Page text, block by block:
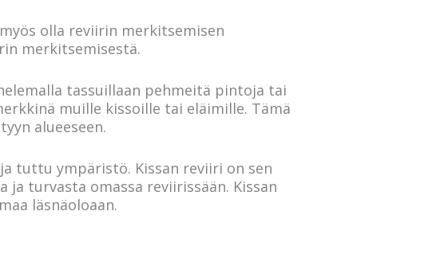
olla reviirin merkitsemisen
merkitsemisestä.
tassuillaan pehmeitä pintoja tai
muille kissoille tai eläimille. Tämä
alueeseen.
tuttu ympäristö. Kissan reviiri on sen
turvasta omassa reviirissään. Kissan
läsnäoloaan.